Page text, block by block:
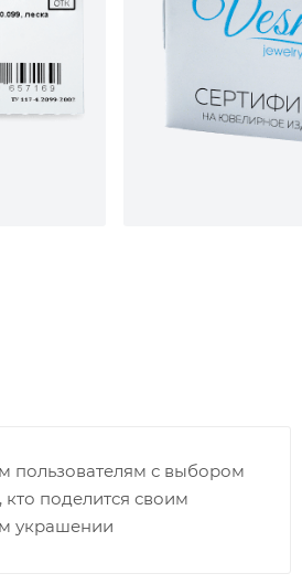
пользователям с выбором
поделится своим
украшении